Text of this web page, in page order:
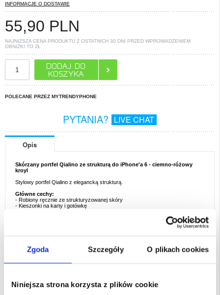
Zgoda Szczegóły O plikach cookies
Niniejsza strona korzysta z plików cookie
INFORMACJE O DOSTAWIE
55,90 PLN
NAJNIŻSZA CENA PRODUKTU Z OSTATNICH 30 DNI PRZED WPROWADZENIEM
OBNIŻKI TO ZŁ
POLECANE PRZEZ MYTRENDYPHONE
PYTANIA? LIVE CHAT
Opis
Skórzany portfel Qialino ze strukturą do iPhone'a 6 - ciemno-różowy
kroyl
Stylowy portfel Qialino z elegancką strukturą.
Główne cechy:
- Robiony ręcznie ze strukturyzowanej skóry
- Kieszonki na karty i gotówkę
Zgodne produkty:
iPhone 6 4.7"
Powiązane kategorie:Akcesoria do telefonów,Etui & Akcesoria iPhone